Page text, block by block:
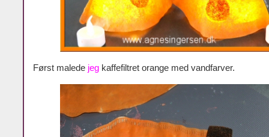
Først malede jeg kaffefiltret orange med vandfarver.